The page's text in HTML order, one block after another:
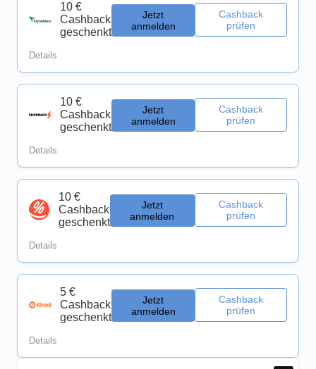
10 €
Cashback
geschenkt
Jetzt
anmelden
Cashback
prüfen
Details
10 €
Cashback
geschenkt
Jetzt
anmelden
Cashback
prüfen
Details
10 €
Cashback
geschenkt
Jetzt
anmelden
Cashback
prüfen
Details
5 €
Cashback
geschenkt
Jetzt
anmelden
Cashback
prüfen
Details